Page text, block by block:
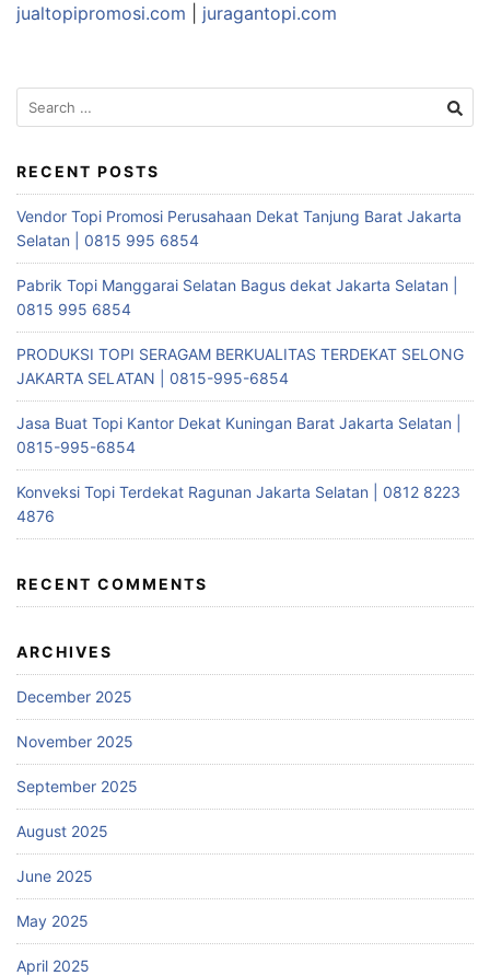
jualtopipromosi.com
juragantopi.com
Search
for:
RECENT POSTS
Vendor Topi Promosi Perusahaan Dekat Tanjung Barat Jakarta
Selatan | 0815 995 6854
Pabrik Topi Manggarai Selatan Bagus dekat Jakarta Selatan |
0815 995 6854
PRODUKSI TOPI SERAGAM BERKUALITAS TERDEKAT SELONG
JAKARTA SELATAN | 0815-995-6854
Jasa Buat Topi Kantor Dekat Kuningan Barat Jakarta Selatan |
0815-995-6854
Konveksi Topi Terdekat Ragunan Jakarta Selatan | 0812 8223
4876
RECENT COMMENTS
ARCHIVES
December 2025
November 2025
September 2025
August 2025
June 2025
May 2025
April 2025